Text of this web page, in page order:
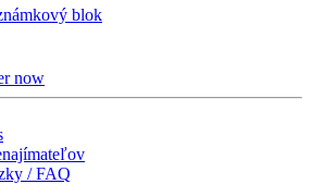
blok
now
/ FAQ